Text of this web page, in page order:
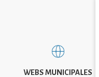
WEBS MUNICIPALES